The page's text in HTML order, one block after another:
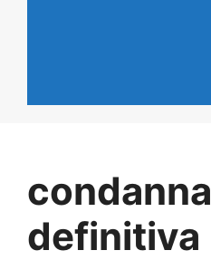
condanna
definitiva